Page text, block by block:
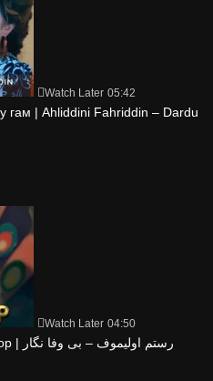
Watch Later 05:42
гам | Ahliddini Fahriddin – Dardu
Watch Later 04:50
Рустам Олимов – Бевафо нигор | رستم اولیموف – بی وفا نگار